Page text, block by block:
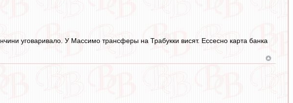
уговаривало. У Массимо трансферы на Трабукки висят. Ессесно карта банка